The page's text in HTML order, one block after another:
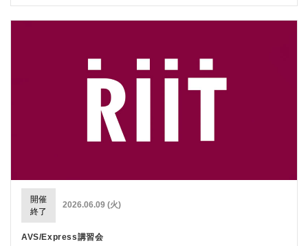
開催
終了
2026.06.09 (火)
AVS/Express講習会